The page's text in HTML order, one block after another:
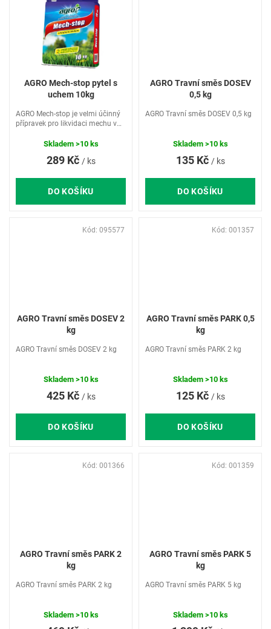
AGRO Mech-stop pytel s
uchem 10kg
289 Kč / ks
DO KOŠÍKU
AGRO Mech-stop je velmi účinný
přípravek pro likvidaci mechu v
působením přípravku proti
mechového porostu v trávníku,...
Skladem >10 ks
AGRO Travní směs DOSEV
0,5 kg
135 Kč / ks
DO KOŠÍKU
AGRO Travní směs DOSEV 0,5 kg
Skladem >10 ks
AGRO Travní směs DOSEV 2
kg
425 Kč / ks
DO KOŠÍKU
AGRO Travní směs DOSEV 2 kg
Skladem >10 ks
Kód: 095577
AGRO Travní směs PARK 0,5
kg
125 Kč / ks
DO KOŠÍKU
AGRO Travní směs PARK 2 kg
Skladem >10 ks
Kód: 001357
AGRO Travní směs PARK 2
kg
AGRO Travní směs PARK 2 kg
Skladem >10 ks
Kód: 001366
AGRO Travní směs PARK 5
kg
AGRO Travní směs PARK 5 kg
Skladem >10 ks
Kód: 001359